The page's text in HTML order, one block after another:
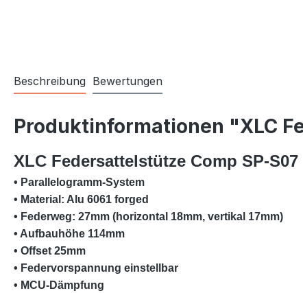
Beschreibung Bewertungen
Produktinformationen "XLC
XLC Federsattelstütze Comp SP-S07
• Parallelogramm-System
• Material: Alu 6061 forged
• Federweg: 27mm (horizontal 18mm, vertikal 17mm)
• Aufbauhöhe 114mm
• Offset 25mm
• Federvorspannung einstellbar
• MCU-Dämpfung